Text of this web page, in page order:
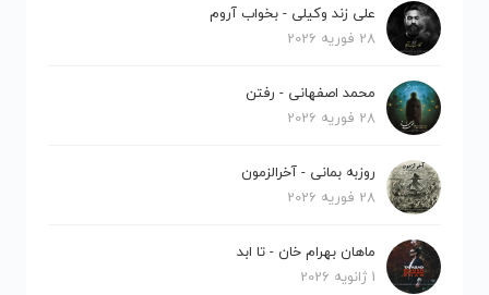
علی زند وکیلی - بخواب آروم
28 فوریه 2026
محمد اصفهانی - رفتن
28 فوریه 2026
روزبه بمانی - آخرالزمون
28 فوریه 2026
ماهان بهرام خان - تا ابد
1 ژانویه 2026